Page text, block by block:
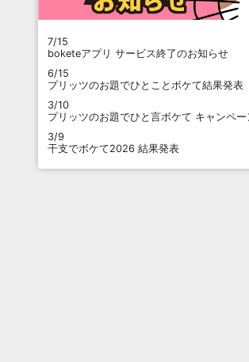
7/15
boketeアプリ サービス終了のお知らせ
6/15
プリッツのお題でひとことボケて結果発表
3/10
プリッツのお題でひと言ボケて キャンペー
3/9
干支でボケて2026 結果発表